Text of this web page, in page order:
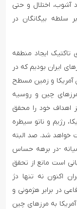
آشوب، اختلال و حتی
سلطه بیگانگان در
شاهد اجرای تاکتیک ایجاد منطقه
ایران بودیم که در
آمریکا و زمین مسطح
چین و روسیه
اهداف خود را محقق
رژیم و ناتو سیطره
خواهد شد. صد البته
-در برهه حساس
است مانع از تحقق
اکنون نه تنها دژ
در برابر هژمونی و
به مرزهای چین